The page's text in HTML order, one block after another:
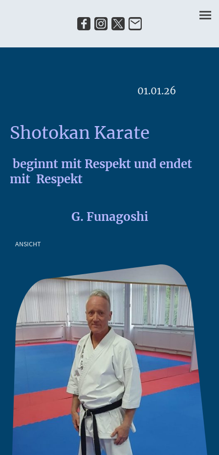
01.01.26
Shotokan Karate
beginnt mit Respekt und endet
mit Respekt
G. Funagoshi
ANSICHT